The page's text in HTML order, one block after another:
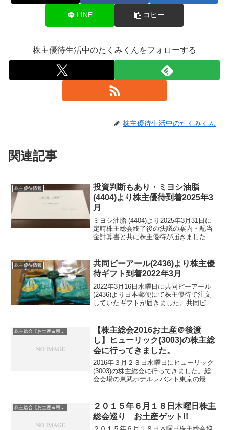
LINE コピー
株主優待生活中のたくみくんをフォローする
株主優待生活中のたくみくん
関連記事
株主優待情報
投資判断もあり・ミヨシ油脂
(4404)より株主優待到着2025年3
月
ミヨシ油脂 (4404)より2025年3月31日に
定時株主総会終了後の決議の案内・配当
金計算書と共に株主優待が届きました。
いて簡単にご紹介いたします。ミヨシ
油...
株主優待情報
共同ピーアール(2436)より株主優
待ギフト到着2022年3月
2022年3月16日水曜日に共同ピーアール
(2436)より日本郵便にて株主優待で注文
していたギフトが届きました。共同ピー
同ピーアール(2436)は、企業パブリシテ...
【株主総会2016お土産＠後渡
し】ヒューリック(3003)の株主総
会に行ってきました。
2016年３月２３日水曜日にヒューリック
(3003)の株主総会に行ってきました。総
会会場の東武ホテルレバント東京の最寄
いらっしゃいました。数分でホテルに到
着いたしました...
株主総会【お土産＆懇談会】巡り
２０１５年６月１８日木曜日株主
総会巡り お土産ゲット!!